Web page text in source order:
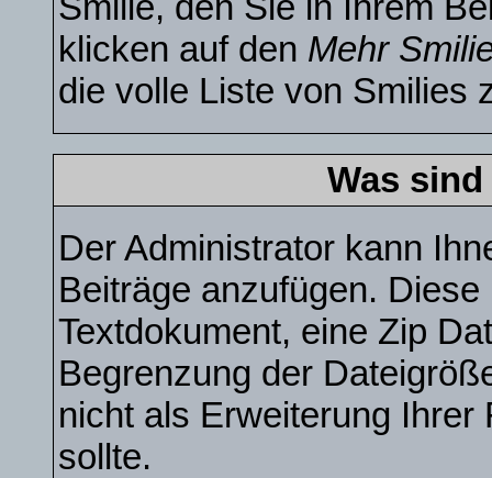
klicken auf den Mehr
die volle Liste von Smilies
Was
Der Administrator kann
Beiträge anzufügen.
Textdokument, eine Zip
Begrenzung der
nicht als Erweiterung
sollte.